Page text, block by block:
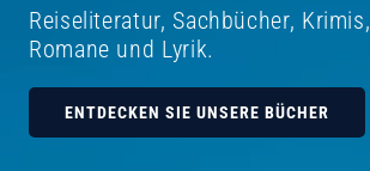
Reiseliteratur, Sachbücher, Krimis,
Romane und Lyrik.
ENTDECKEN SIE UNSERE BÜCHER